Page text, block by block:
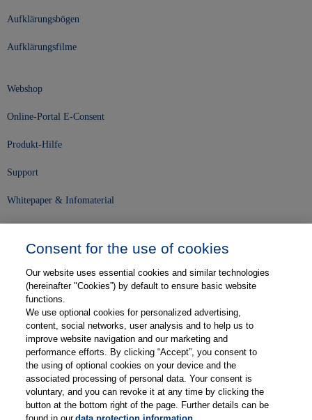
Aufklärungsbögen
Aufklärungsfilme
Webshop
Online-Portal E-Consent
Produkt-Hilfe
Support
Whitepaper & Infomaterial
Karriere
Kontakt
Web-Semniare
Anwenderberichte
Partner
Consent for the use of cookies
Our website uses essential cookies and similar technologies
(hereinafter "Cookies”) by default to ensure basic website
functions.
We use optional cookies for personalized advertising,
content, social networks, user analysis and to help us to
improve website navigation and our marketing and
performance efforts. By clicking “Accept”, you consent to
the using of optional cookies on your device and the
associated processing of personal data. Your consent is
voluntary, and you can revoke it at any time by clicking the
button at the bottom right of the page. Further details can be